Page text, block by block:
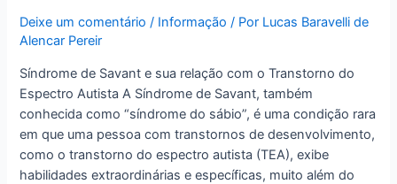
Deixe um comentário / Informação / Por Lucas Baravelli de
Alencar Pereir
Síndrome de Savant e sua relação com o Transtorno do
Espectro Autista A Síndrome de Savant, também
conhecida como “síndrome do sábio”, é uma condição rara
em que uma pessoa com transtornos de desenvolvimento,
como o transtorno do espectro autista (TEA), exibe
habilidades extraordinárias e específicas, muito além do